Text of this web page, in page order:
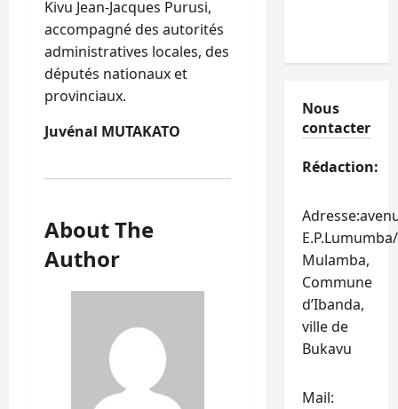
Kivu Jean-Jacques Purusi,
accompagné des autorités
administratives locales, des
députés nationaux et
provinciaux.
Juvénal MUTAKATO
About The
Author
Nous
contacter
Rédaction:
Mulamba,
Commune
d’Ibanda,
ville de
Bukavu
Mail: